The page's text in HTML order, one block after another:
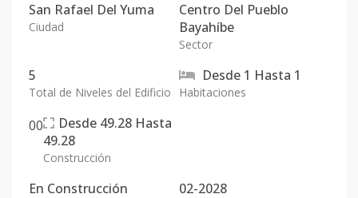
San Rafael Del Yuma
Ciudad
Centro Del Pueblo
Bayahíbe
Sector
5
Total de Niveles del Edificio
Desde 1 Hasta 1
Habitaciones
00 Desde 49.28 Hasta
49.28
Construcción
En Construcción 02-2028